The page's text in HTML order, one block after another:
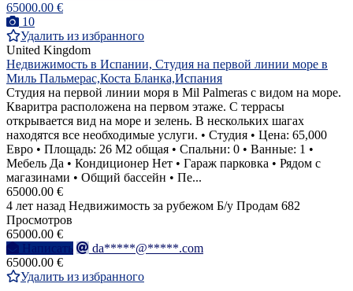
65000.00 €
10
Удалить из избранного
United Kingdom
Недвижимость в Испании, Студия на первой линии море в
Миль Пальмерас,Коста Бланка,Испания
Студия на первой линии моря в Mil Palmeras с видом на море.
Кваритра расположена на первом этаже. С террасы
открывается вид на море и зелень. В нескольких шагах
находятся все необходимые услуги. • Студия • Цена: 65,000
Евро • Площадь: 26 M2 общая • Спальни: 0 • Ванные: 1 •
Мебель Да • Кондиционер Нет • Гараж парковка • Рядом с
магазинами • Общий бассейн • Пе...
65000.00 €
4 лет назад Недвижимость за рубежом Б/у Продам 682
Просмотров
65000.00 €
Написать
da*****@*****.com
65000.00 €
Удалить из избранного